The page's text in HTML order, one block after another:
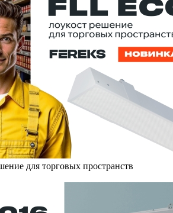
для торговых пространств